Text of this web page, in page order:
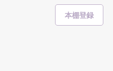
どモテる
#男性恐怖症